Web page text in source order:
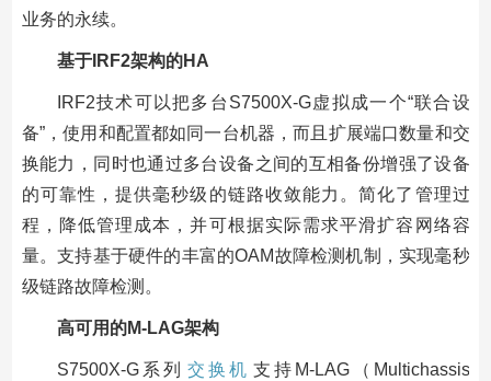
业务的永续。
基于IRF2架构的HA
IRF2技术可以把多台S7500X-G虚拟成一个“联合设
备”，使用和配置都如同一台机器，而且扩展端口数量和交
换能力，同时也通过多台设备之间的互相备份增强了设备
的可靠性，提供毫秒级的链路收敛能力。简化了管理过
程，降低管理成本，并可根据实际需求平滑扩容网络容
量。支持基于硬件的丰富的OAM故障检测机制，实现毫秒
级链路故障检测。
高可用的M-LAG架构
S7500X-G系列 交换机 支持M-LAG（Multichassis